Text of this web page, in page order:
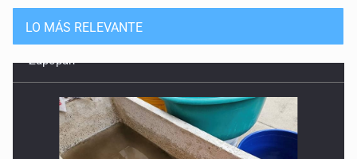
LO MÁS RELEVANTE